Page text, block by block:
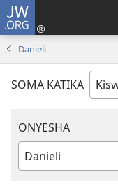
JW.ORG
Danieli
SOMA KATIKA
ONYESHA
Kitabu